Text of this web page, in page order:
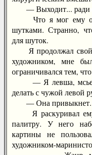
— Выходит... ради
Что я мог ему
шутками. Странно,
для шуток.
Я продолжал свой
художником, мне
ограничивался тем,
— Я левша, мсье.
делать с чужой левой
— Она привыкнет.
Я раскуривал ему
палитру. У него
картины не
художником-